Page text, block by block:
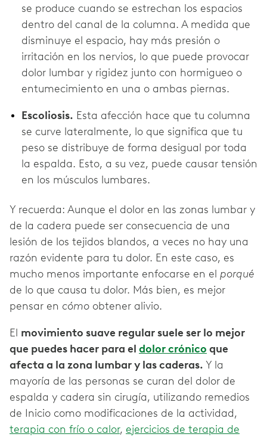
se produce cuando se estrechan los espacios
dentro del canal de la columna. A medida que
disminuye el espacio, hay más presión o
irritación en los nervios, lo que puede provocar
dolor lumbar y rigidez junto con hormigueo o
entumecimiento en una o ambas piernas.
Escoliosis. Esta afección hace que tu columna
se curve lateralmente, lo que significa que tu
peso se distribuye de forma desigual por toda
la espalda. Esto, a su vez, puede causar tensión
en los músculos lumbares.
Y recuerda: Aunque el dolor en las zonas lumbar y
de la cadera puede ser consecuencia de una
lesión de los tejidos blandos, a veces no hay una
razón evidente para tu dolor. En este caso, es
mucho menos importante enfocarse en el porqué
de lo que causa tu dolor. Más bien, es mejor
pensar en cómo obtener alivio.
El movimiento suave regular suele ser lo mejor
que puedes hacer para el dolor crónico que
afecta a la zona lumbar y las caderas. Y la
mayoría de las personas se curan del dolor de
espalda y cadera sin cirugía, utilizando remedios
de Inicio como modificaciones de la actividad,
terapia con frío o calor, ejercicios de terapia de